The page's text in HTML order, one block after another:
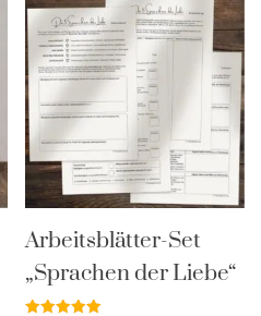
Arbeitsblätter-Set
„Sprachen der Liebe“